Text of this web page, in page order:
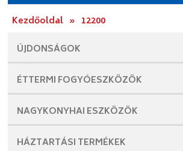
Kezdőoldal » 12200
ÚJDONSÁGOK
ÉTTERMI FOGYÓESZKÖZÖK
NAGYKONYHAI ESZKÖZÖK
HÁZTARTÁSI TERMÉKEK